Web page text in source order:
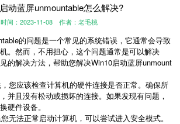
动蓝屏unmountable怎么解决?
时间：2023-11-08 作者：老毛桃
的问题是一个常见的系统错误，它通常会导致
。然而，不用担心，这个问题通常是可以解决
的解决方法，帮助您解决Win10启动蓝屏unmount
您应该检查计算机的硬件连接是否正常。确保所
并且没有松动或损坏的连接。如果发现有问题，
硬件设备。
无法正常启动计算机，可以尝试进入安全模式。